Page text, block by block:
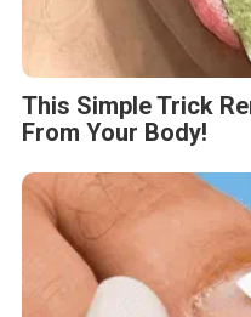
This Simple Trick
From Your Body!